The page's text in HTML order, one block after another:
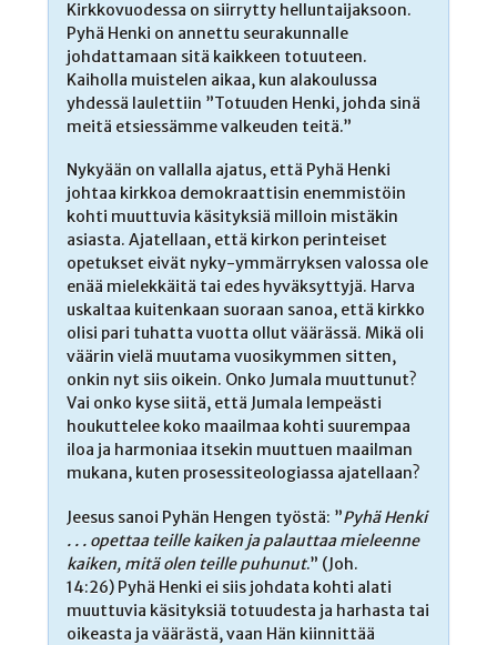
Kirkkovuodessa on siirrytty helluntaijaksoon.
Pyhä Henki on annettu seurakunnalle
johdattamaan sitä kaikkeen totuuteen.
Kaiholla muistelen aikaa, kun alakoulussa
yhdessä laulettiin ”Totuuden Henki, johda sinä
meitä etsiessämme valkeuden teitä.”
Nykyään on vallalla ajatus, että Pyhä Henki
johtaa kirkkoa demokraattisin enemmistöin
kohti muuttuvia käsityksiä milloin mistäkin
asiasta. Ajatellaan, että kirkon perinteiset
opetukset eivät nyky-ymmärryksen valossa ole
enää mielekkäitä tai edes hyväksyttyjä. Harva
uskaltaa kuitenkaan suoraan sanoa, että kirkko
olisi pari tuhatta vuotta ollut väärässä. Mikä oli
väärin vielä muutama vuosikymmen sitten,
onkin nyt siis oikein. Onko Jumala muuttunut?
Vai onko kyse siitä, että Jumala lempeästi
houkuttelee koko maailmaa kohti suurempaa
iloa ja harmoniaa itsekin muuttuen maailman
mukana, kuten prosessiteologiassa ajatellaan?
Jeesus sanoi Pyhän Hengen työstä: ”Pyhä Henki
. . . opettaa teille kaiken ja palauttaa mieleenne
kaiken, mitä olen teille puhunut.” (Joh.
14:26) Pyhä Henki ei siis johdata kohti alati
muuttuvia käsityksiä totuudesta ja harhasta tai
oikeasta ja väärästä, vaan Hän kiinnittää